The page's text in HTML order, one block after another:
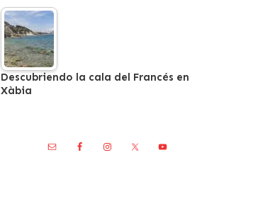
Descubriendo la cala del Francés en
Xàbia